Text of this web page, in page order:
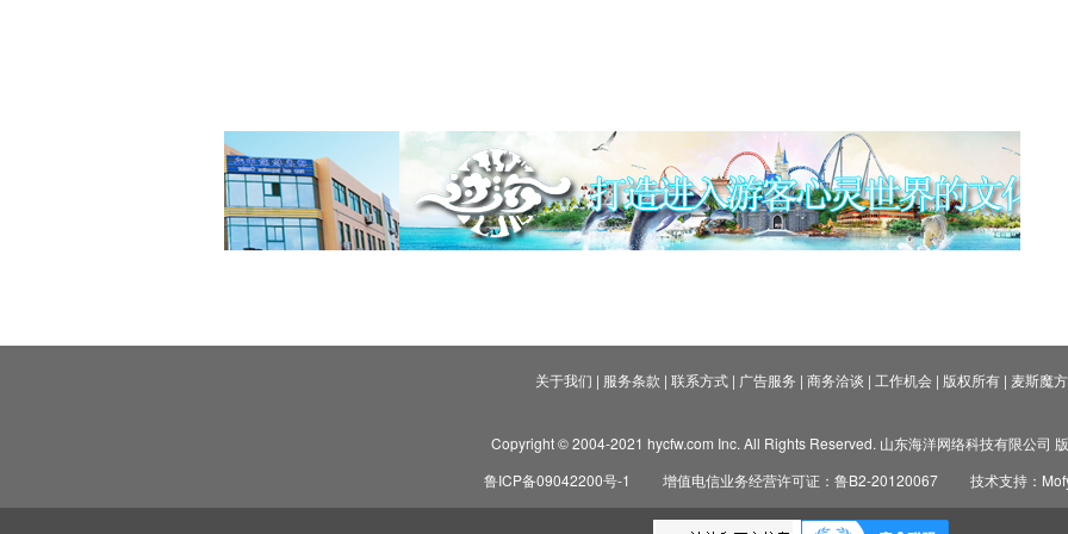
关于我们 | 服务条款 | 联系方式| 广告服务 | 商务洽谈 | 工作机会| 版权所有| 麦斯魔方
Copyright © 2004-2021 hycfw.com Inc. All Rights Reserved. 山东海洋网络科技有限公司
鲁ICP备09042200号-1
增值电信业务经营许可证：鲁B2-20120067 技术支持：